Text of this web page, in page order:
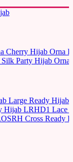
Cherry Hijab Orna
Party Hijab Orna
Large Ready Hijab
Hijab LRHD1 Lace
Cross Ready